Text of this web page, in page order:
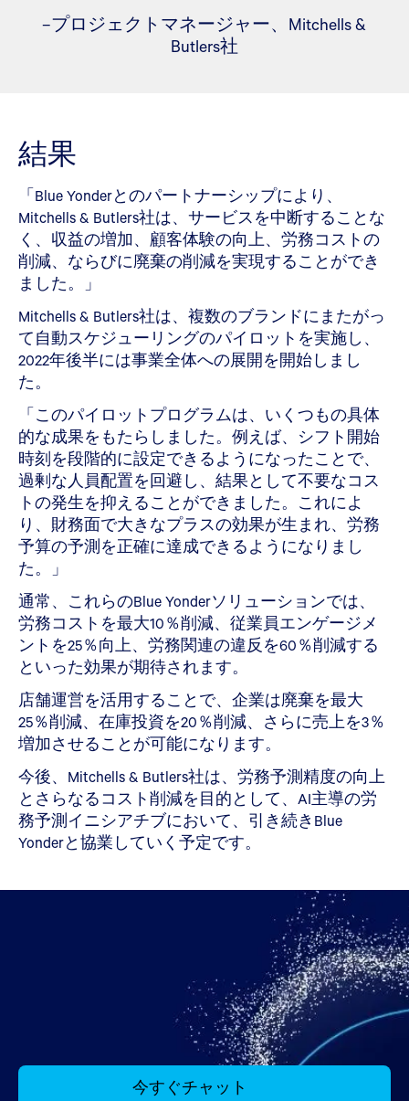
–プロジェクトマネージャー、Mitchells &
Butlers社
結果
「Blue Yonderとのパートナーシップにより、
Mitchells & Butlers社は、サービスを中断することな
く、収益の増加、顧客体験の向上、労務コストの
削減、ならびに廃棄の削減を実現することができ
ました。」
Mitchells & Butlers社は、複数のブランドにまたがっ
て自動スケジューリングのパイロットを実施し、
2022年後半には事業全体への展開を開始しまし
た。
「このパイロットプログラムは、いくつもの具体
的な成果をもたらしました。例えば、シフト開始
時刻を段階的に設定できるようになったことで、
過剰な人員配置を回避し、結果として不要なコス
トの発生を抑えることができました。これによ
り、財務面で大きなプラスの効果が生まれ、労務
予算の予測を正確に達成できるようになりまし
た。」
通常、これらのBlue Yonderソリューションでは、
労務コストを最大10％削減、従業員エンゲージメ
ントを25％向上、労務関連の違反を60％削減する
といった効果が期待されます。
店舗運営を活用することで、企業は廃棄を最大
25％削減、在庫投資を20％削減、さらに売上を3％
増加させることが可能になります。
今後、Mitchells & Butlers社は、労務予測精度の向上
とさらなるコスト削減を目的として、AI主導の労
務予測イニシアチブにおいて、引き続きBlue
Yonderと協業していく予定です。
今すぐチャット